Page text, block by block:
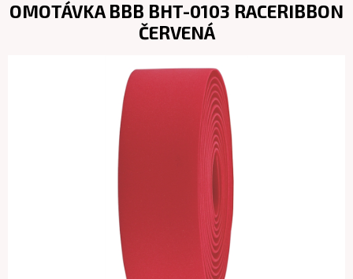
OMOTÁVKA BBB BHT-0103 RACERIBBON
ČERVENÁ